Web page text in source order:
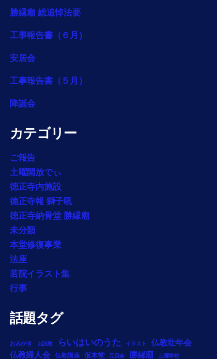
勝縁廟 総追悼法要
工事報告書（６月）
安居会
工事報告書（５月）
降誕会
カテゴリー
ご報告
土曜開放でぃ
徳正寺内施設
徳正寺報 獅子吼
徳正寺納骨堂 勝縁廟
未分類
本堂修復事業
法座
若院イラスト集
行事
話題タグ
おみがき お説教 らいはいのうた イラスト
仏教壮年会
仏教婦人会
仏教講座 仮本堂 元旦会 勝縁廟 土曜学校